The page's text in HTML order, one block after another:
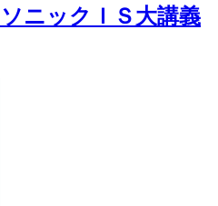
ニックＩＳ大講義